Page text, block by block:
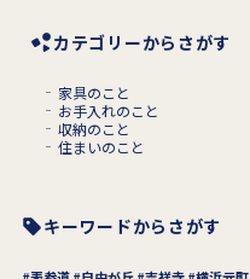
カテゴリーからさがす
家具のこと
お手入れのこと
収納のこと
住まいのこと
キーワードからさがす